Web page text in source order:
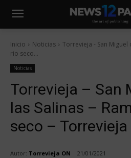
Inicio Noticias
Torrevieja - San Miguel
rio seco...
Noticias
Torrevieja – San
las Salinas –
seco – Torrevieja
Autor: Torrevieja ON 21/01/2021